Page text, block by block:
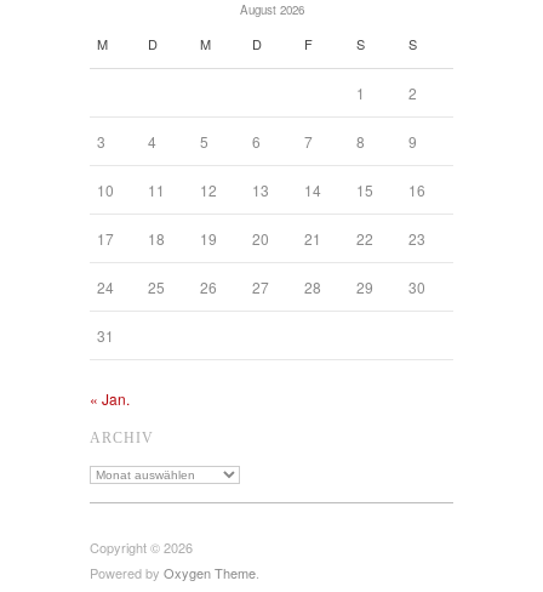
August 2026
M D M D F S S
1 2
3 4 5 6 7 8 9
10 11 12 13 14 15 16
17 18 19 20 21 22 23
24 25 26 27 28 29 30
31
« Jan.
ARCHIV
Archiv
Copyright © 2026
Powered by Oxygen Theme.